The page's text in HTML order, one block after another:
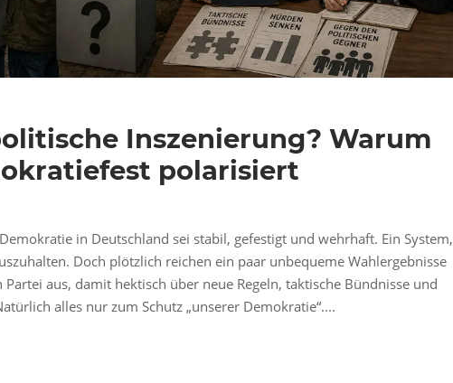
Inszenierung? Warum
polarisiert
in Deutschland sei stabil, gefestigt und wehrhaft. Ein System,
Doch plötzlich reichen ein paar unbequeme Wahlergebnisse
aus, damit hektisch über neue Regeln, taktische Bündnisse und
alles nur zum Schutz „unserer Demokratie“....